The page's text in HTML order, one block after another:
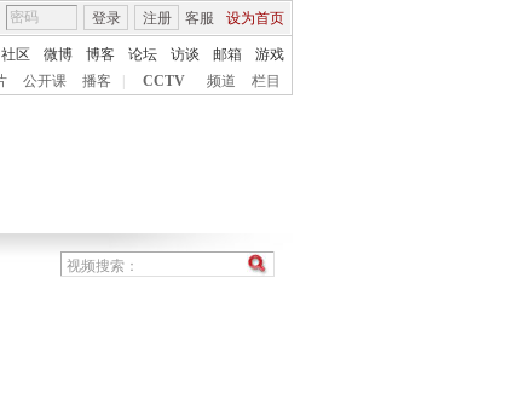
客服 设为首页
登录 注册
社区 微博 博客 论坛 访谈 邮箱
游戏
公开课 播客 CCTV 频道 栏目